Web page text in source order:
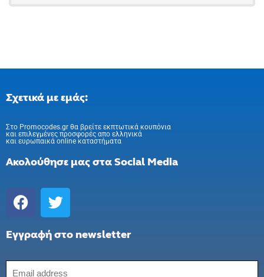
Σχετικά με εμάς:
Στo Promocodes.gr θα βρείτε εκπτωτικά κουπόνια
και επιλεγμένες προσφορές απο ελληνικά
και ευρωπαικά online καταστήματα
Ακολούθησε μας στα Social Media
Εγγραφή στο newsletter